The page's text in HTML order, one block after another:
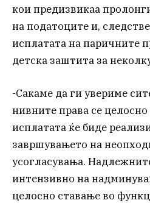
кои предизвикаа
на податоците и,
исплатата на паричните
детска заштита за
-Сакаме да ги увериме
нивните права се
исплатата ќе биде
завршувањето на
усогласувања.
интензивно на
целосно ставање во